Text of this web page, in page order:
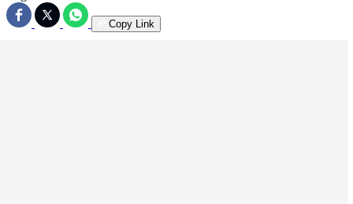
Copy Link